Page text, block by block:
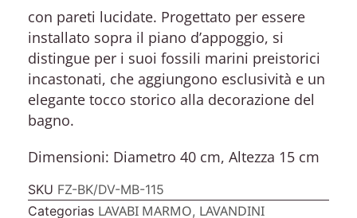
con pareti lucidate. Progettato per essere
installato sopra il piano d’appoggio, si
distingue per i suoi fossili marini preistorici
incastonati, che aggiungono esclusività e un
elegante tocco storico alla decorazione del
bagno.
Dimensioni: Diametro 40 cm, Altezza 15 cm
SKU FZ-BK/DV-MB-115
Categorias LAVABI MARMO, LAVANDINI